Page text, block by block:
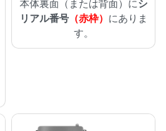
本体裏面（または背面）にシ
リアル番号（赤枠） にありま
す。